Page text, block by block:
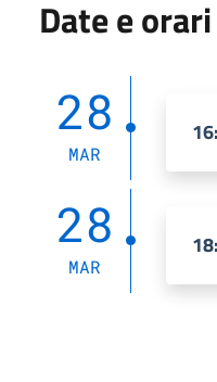
Date e orari
28
MAR
28
MAR